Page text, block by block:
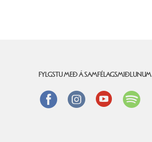
FYLGSTU MEÐ Á SAMFÉLAGSMIÐLUNUM
FacebookinstagramYoutube